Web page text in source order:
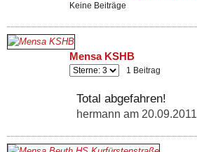
Keine Beiträge
Mensa KSHB
1 Beitrag
Total abgefahren!
hermann am 20.09.2011